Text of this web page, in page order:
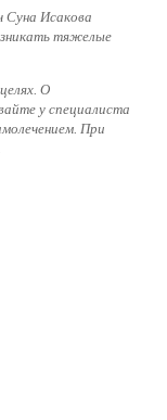
Суна Исакова
тяжелые
О
у специалиста
При